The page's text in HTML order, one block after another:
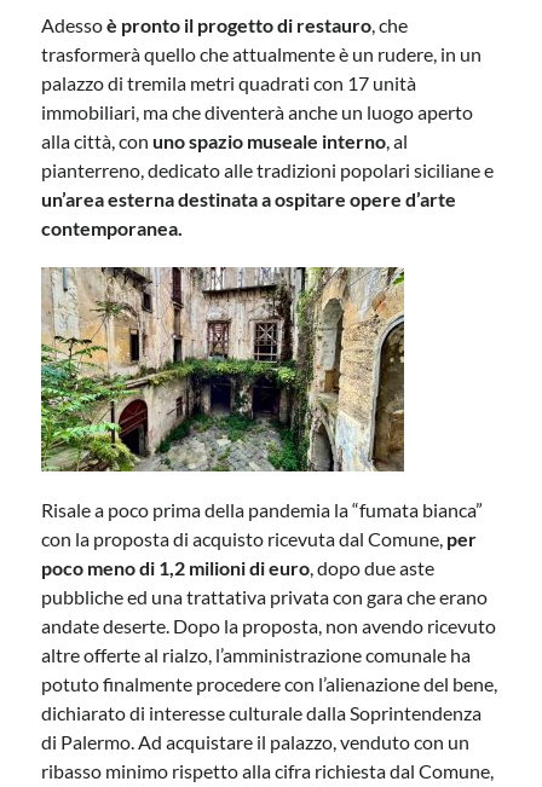
Adessoè pronto il progetto di restauro, che
trasformerà quello che attualmente è un rudere, in un
palazzo di tremila metri quadrati con 17 unità
immobiliari, ma che diventerà anche un luogo aperto
alla città, conuno spazio museale interno, al
pianterreno, dedicato alle tradizioni popolari siciliane e
un’area esterna destinata a ospitare opere d’arte
contemporanea.
Risale a poco prima della pandemia la “fumata bianca”
con la proposta di acquisto ricevuta dal Comune, per
poco meno di 1,2 milioni di euro, dopo due aste
pubbliche ed una trattativa privata con gara che erano
andate deserte. Dopo la proposta, non avendo ricevuto
altre offerte al rialzo, l’amministrazione comunale ha
potuto finalmente procedere con l’alienazione del bene,
dichiarato di interesse culturale dalla Soprintendenza
di Palermo. Ad acquistare il palazzo, venduto con un
ribasso minimo rispetto alla cifra richiesta dal Comune,